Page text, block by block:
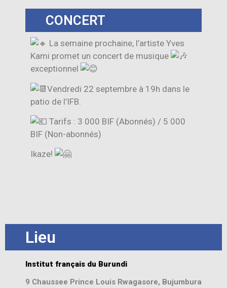
CONCERT
La semaine prochaine, l’artiste Yves
Kami promet un concert de musique
exceptionnel
Vendredi 22 septembre à 19h dans le
patio de l’IFB.
Tarifs : 3 000 BIF (Abonnés) / 5 000
BIF (Non-abonnés)
Ikaze!
Lieu
Institut français du Burundi
9 Chaussee Prince Louis Rwagasore, Bujumbura